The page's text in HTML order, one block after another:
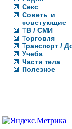
Секс
Советы и
советующие
ТВ / СМИ
Торговля
Транспорт /
Учеба
Части тела
Полезное